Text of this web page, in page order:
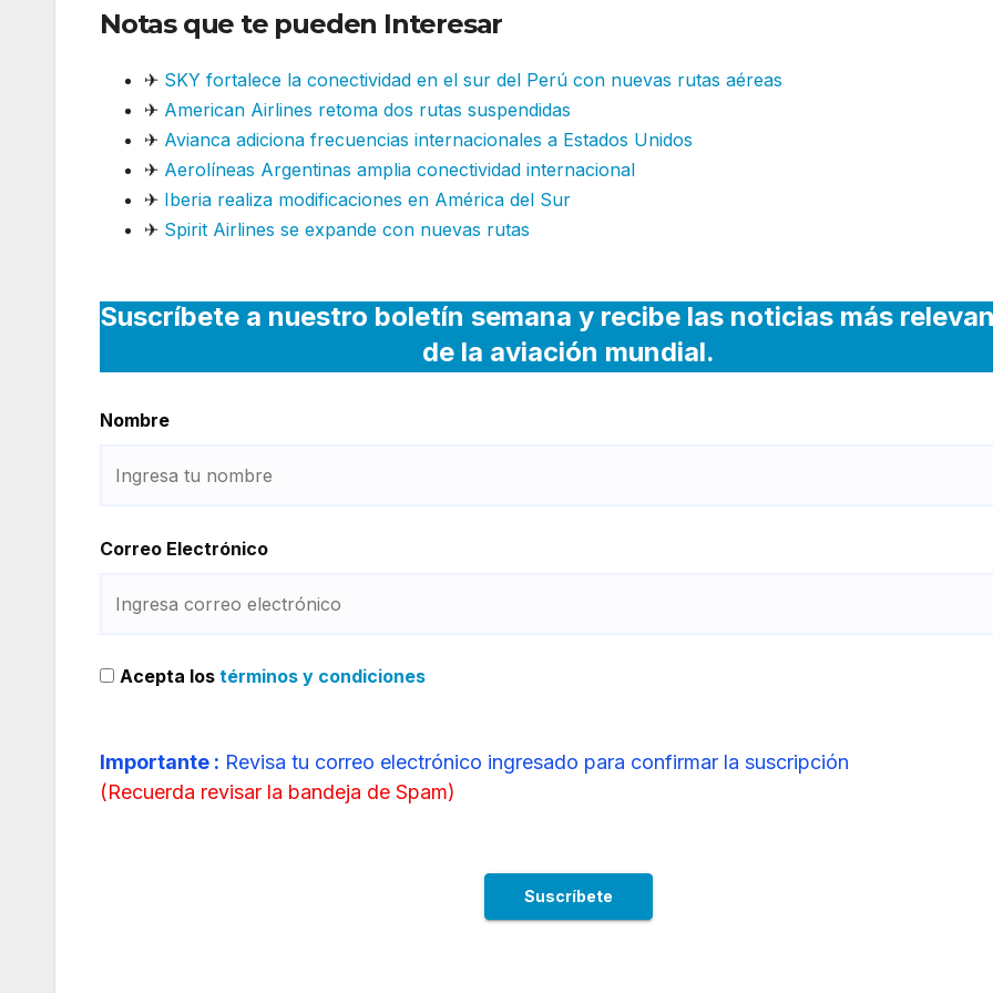
Notas que te pueden Interesar
✈ SKY fortalece la conectividad en el sur del Perú con nuevas rutas aéreas
✈ American Airlines retoma dos rutas suspendidas
✈ Avianca adiciona frecuencias internacionales a Estados Unidos
✈ Aerolíneas Argentinas amplia conectividad internacional
✈ Iberia realiza modificaciones en América del Sur
✈ Spirit Airlines se expande con nuevas rutas
Suscríbete a nuestro boletín semana y recibe las noticias más
de la aviación mundial.
Nombre
Correo Electrónico
Acepta los términos y condiciones
Importante : Revisa tu correo electrónico ingresado para confirmar la suscripción
(Recuerda revisar la bandeja de Spam)